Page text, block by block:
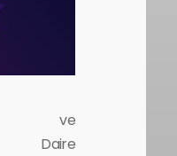
ve
Daire